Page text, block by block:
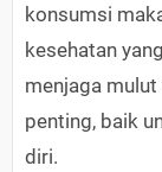
konsumsi
kesehatan
menjaga
penting, baik
diri.